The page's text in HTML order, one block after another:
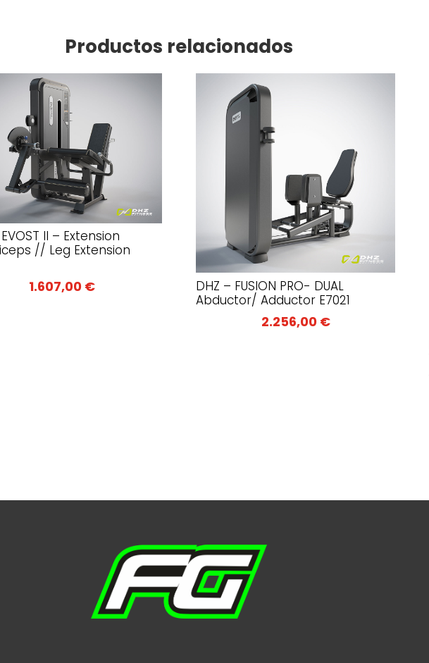
Productos relacionados
II – Extension
// Leg Extension
1.607,00 €
DHZ – FUSION PRO- DUAL
Abductor/ Adductor E7021
2.256,00 €